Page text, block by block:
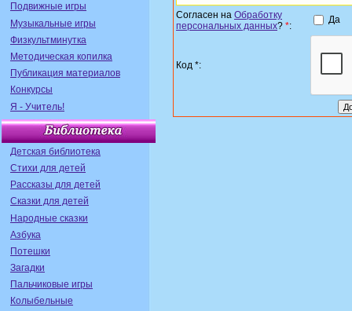
Подвижные игры
Музыкальные игры
Физкультминутка
Методическая копилка
Публикация материалов
Конкурсы
Я - Учитель!
Детская библиотека
Стихи для детей
Рассказы для детей
Сказки для детей
Народные сказки
Азбука
Потешки
Загадки
Пальчиковые игры
Колыбельные
Согласен на Обработку
персональных данных? *:
Да
Код *: